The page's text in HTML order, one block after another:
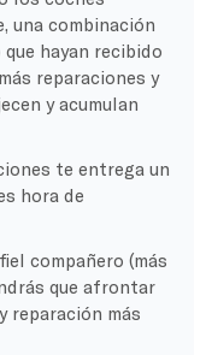
una combinación
hayan recibido
reparaciones y
y acumulan
te entrega un
hora de
compañero (más
que afrontar
reparación más